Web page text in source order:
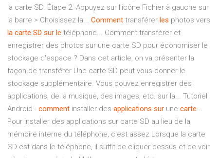
la carte SD. Étape 2. Appuyez sur l'icône Fichier à gauche sur
la barre > Choisissez la... Comment transférer les photos vers
la carte SD sur le téléphone... Comment transférer et
enregistrer des photos sur une carte SD pour économiser le
stockage d'espace ? Dans cet article, on va présenter la
façon de transférer Une carte SD peut vous donner le
stockage supplémentaire. Vous pouvez enregistrer des
applications, de la musique, des images, etc. sur la... Tutoriel
Android - comment installer des applications sur une carte...
Pour installer des applications sur carte SD au lieu de la
mémoire interne du téléphone, c'est assez Lorsque la carte
SD est dans le téléphone, il suffit de cliquer dessus et de voir